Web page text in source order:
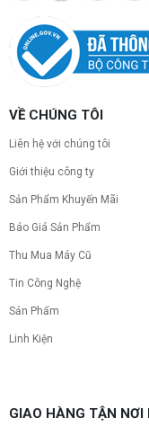
VỀ CHÚNG TÔI
Liên hệ với chúng tôi
Giới thiệu công ty
Sản Phẩm Khuyến Mãi
Báo Giá Sản Phẩm
Thu Mua Máy Cũ
Tin Công Nghệ
Sản Phẩm
Linh Kiện
GIAO HÀNG TẬN NƠI